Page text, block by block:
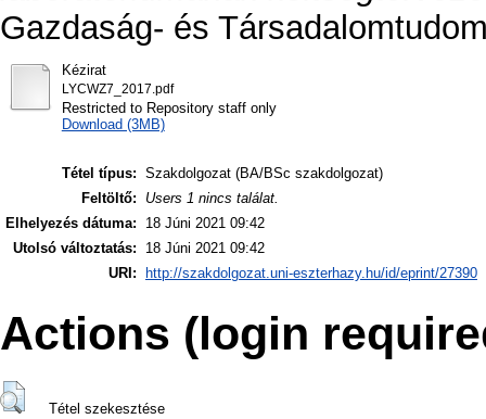
Gazdaság- és
Kézirat
LYCWZ7_2017.pdf
Restricted to Repository staff only
Download (3MB)
Tétel típus: Szakdolgozat (BA/BSc szakdolgozat)
Feltöltő:
Users 1 nincs találat.
Elhelyezés dátuma:
18 Júni 2021 09:42
Utolsó változtatás:
18 Júni 2021 09:42
URI:
http://szakdolgozat.uni-eszterhazy.hu/id/eprint/27390
Actions (login
Tétel szekesztése